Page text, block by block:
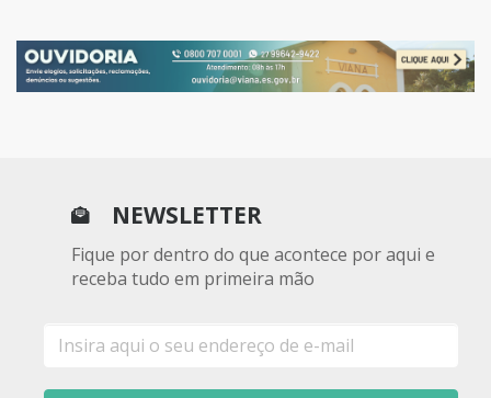
NEWSLETTER
Fique por dentro do que acontece por aqui e
receba tudo em primeira mão
mail